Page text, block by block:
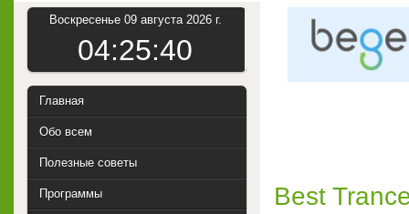
Best
Воскресенье 09 августа 2026 г.
04:25:40
Главная
Обо всем
Полезные советы
Программы